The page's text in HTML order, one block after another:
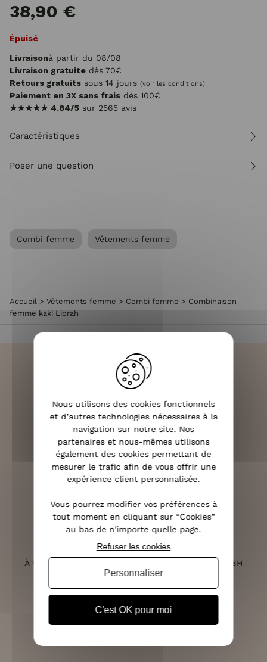
38,90 €
Épuisé
Livraisonà partir du 08/08
Livraison gratuite dès 70€
Retours gratuits sous 14 jours (voir les conditions)
Paiement en 3X sans frais dès 100€
★★★★★ 4.84/5 sur 2565 avis
Caractéristiques
Poser une question
Combi femme Vêtements femme
Accueil > Vêtements femme > Combi femme > Combinaison
femme kaki Liorah
LIVRAISON RAPIDE
OFFERTE DÈS 70€
RETOURS SOUS 14 JOURS
SERVICE CLIENT
À VOTRE ÉCOUTE DU LUNDI AU SAMEDI DE 10H À 18H
PAIEMENT 100% SÉCURISÉ
Nous utilisons des cookies fonctionnels
et d’autres technologies nécessaires à la
navigation sur notre site. Nos
partenaires et nous-mêmes utilisons
également des cookies permettant de
mesurer le trafic afin de vous offrir une
expérience client personnalisée.
Vous pourrez modifier vos préférences à
tout moment en cliquant sur “Cookies”
au bas de n'importe quelle page.
C'est OK pour moi
Refuser les cookies
Personnaliser